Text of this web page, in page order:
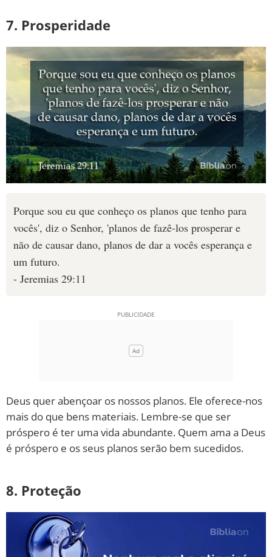
7. Prosperidade
Porque sou eu que conheço os planos que tenho para
vocês', diz o Senhor, 'planos de fazê-los prosperar e
não de causar dano, planos de dar a vocês esperança e
um futuro.
- Jeremias 29:11
Deus quer abençoar os nossos planos. Ele oferece-nos
mais do que bens materiais. Lembre-se que ser
próspero é ter uma vida abundante. Quem ama a Deus
é próspero e os seus planos serão bem sucedidos.
8. Proteção